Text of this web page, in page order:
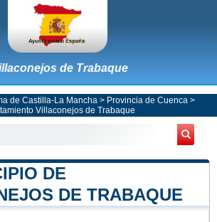
de Trabaque
de Castilla-La Mancha > Provincia de Cuenca >
Villaconejos de Trabaque
DE
DE TRABAQUE